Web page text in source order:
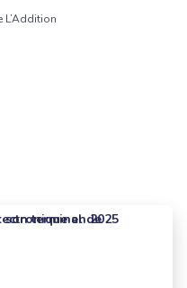
L’Addition
de paiement électronique en 2025